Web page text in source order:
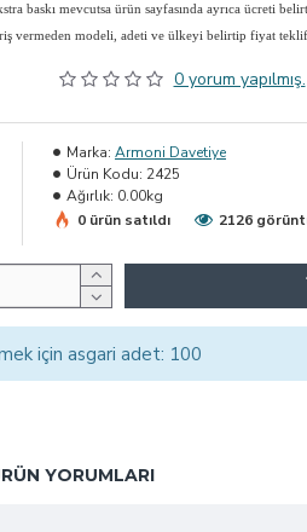
baskı mevcutsa ürün sayfasında ayrıca ücreti
vermeden modeli, adeti ve ülkeyi belirtip fiyat
0 yorum yapılmış.
Marka: Armoni Davetiye
Ürün Kodu: 2425
Ağırlık: 0.00kg
0 ürün satıldı
2126
için asgari adet: 100
YORUMLARI